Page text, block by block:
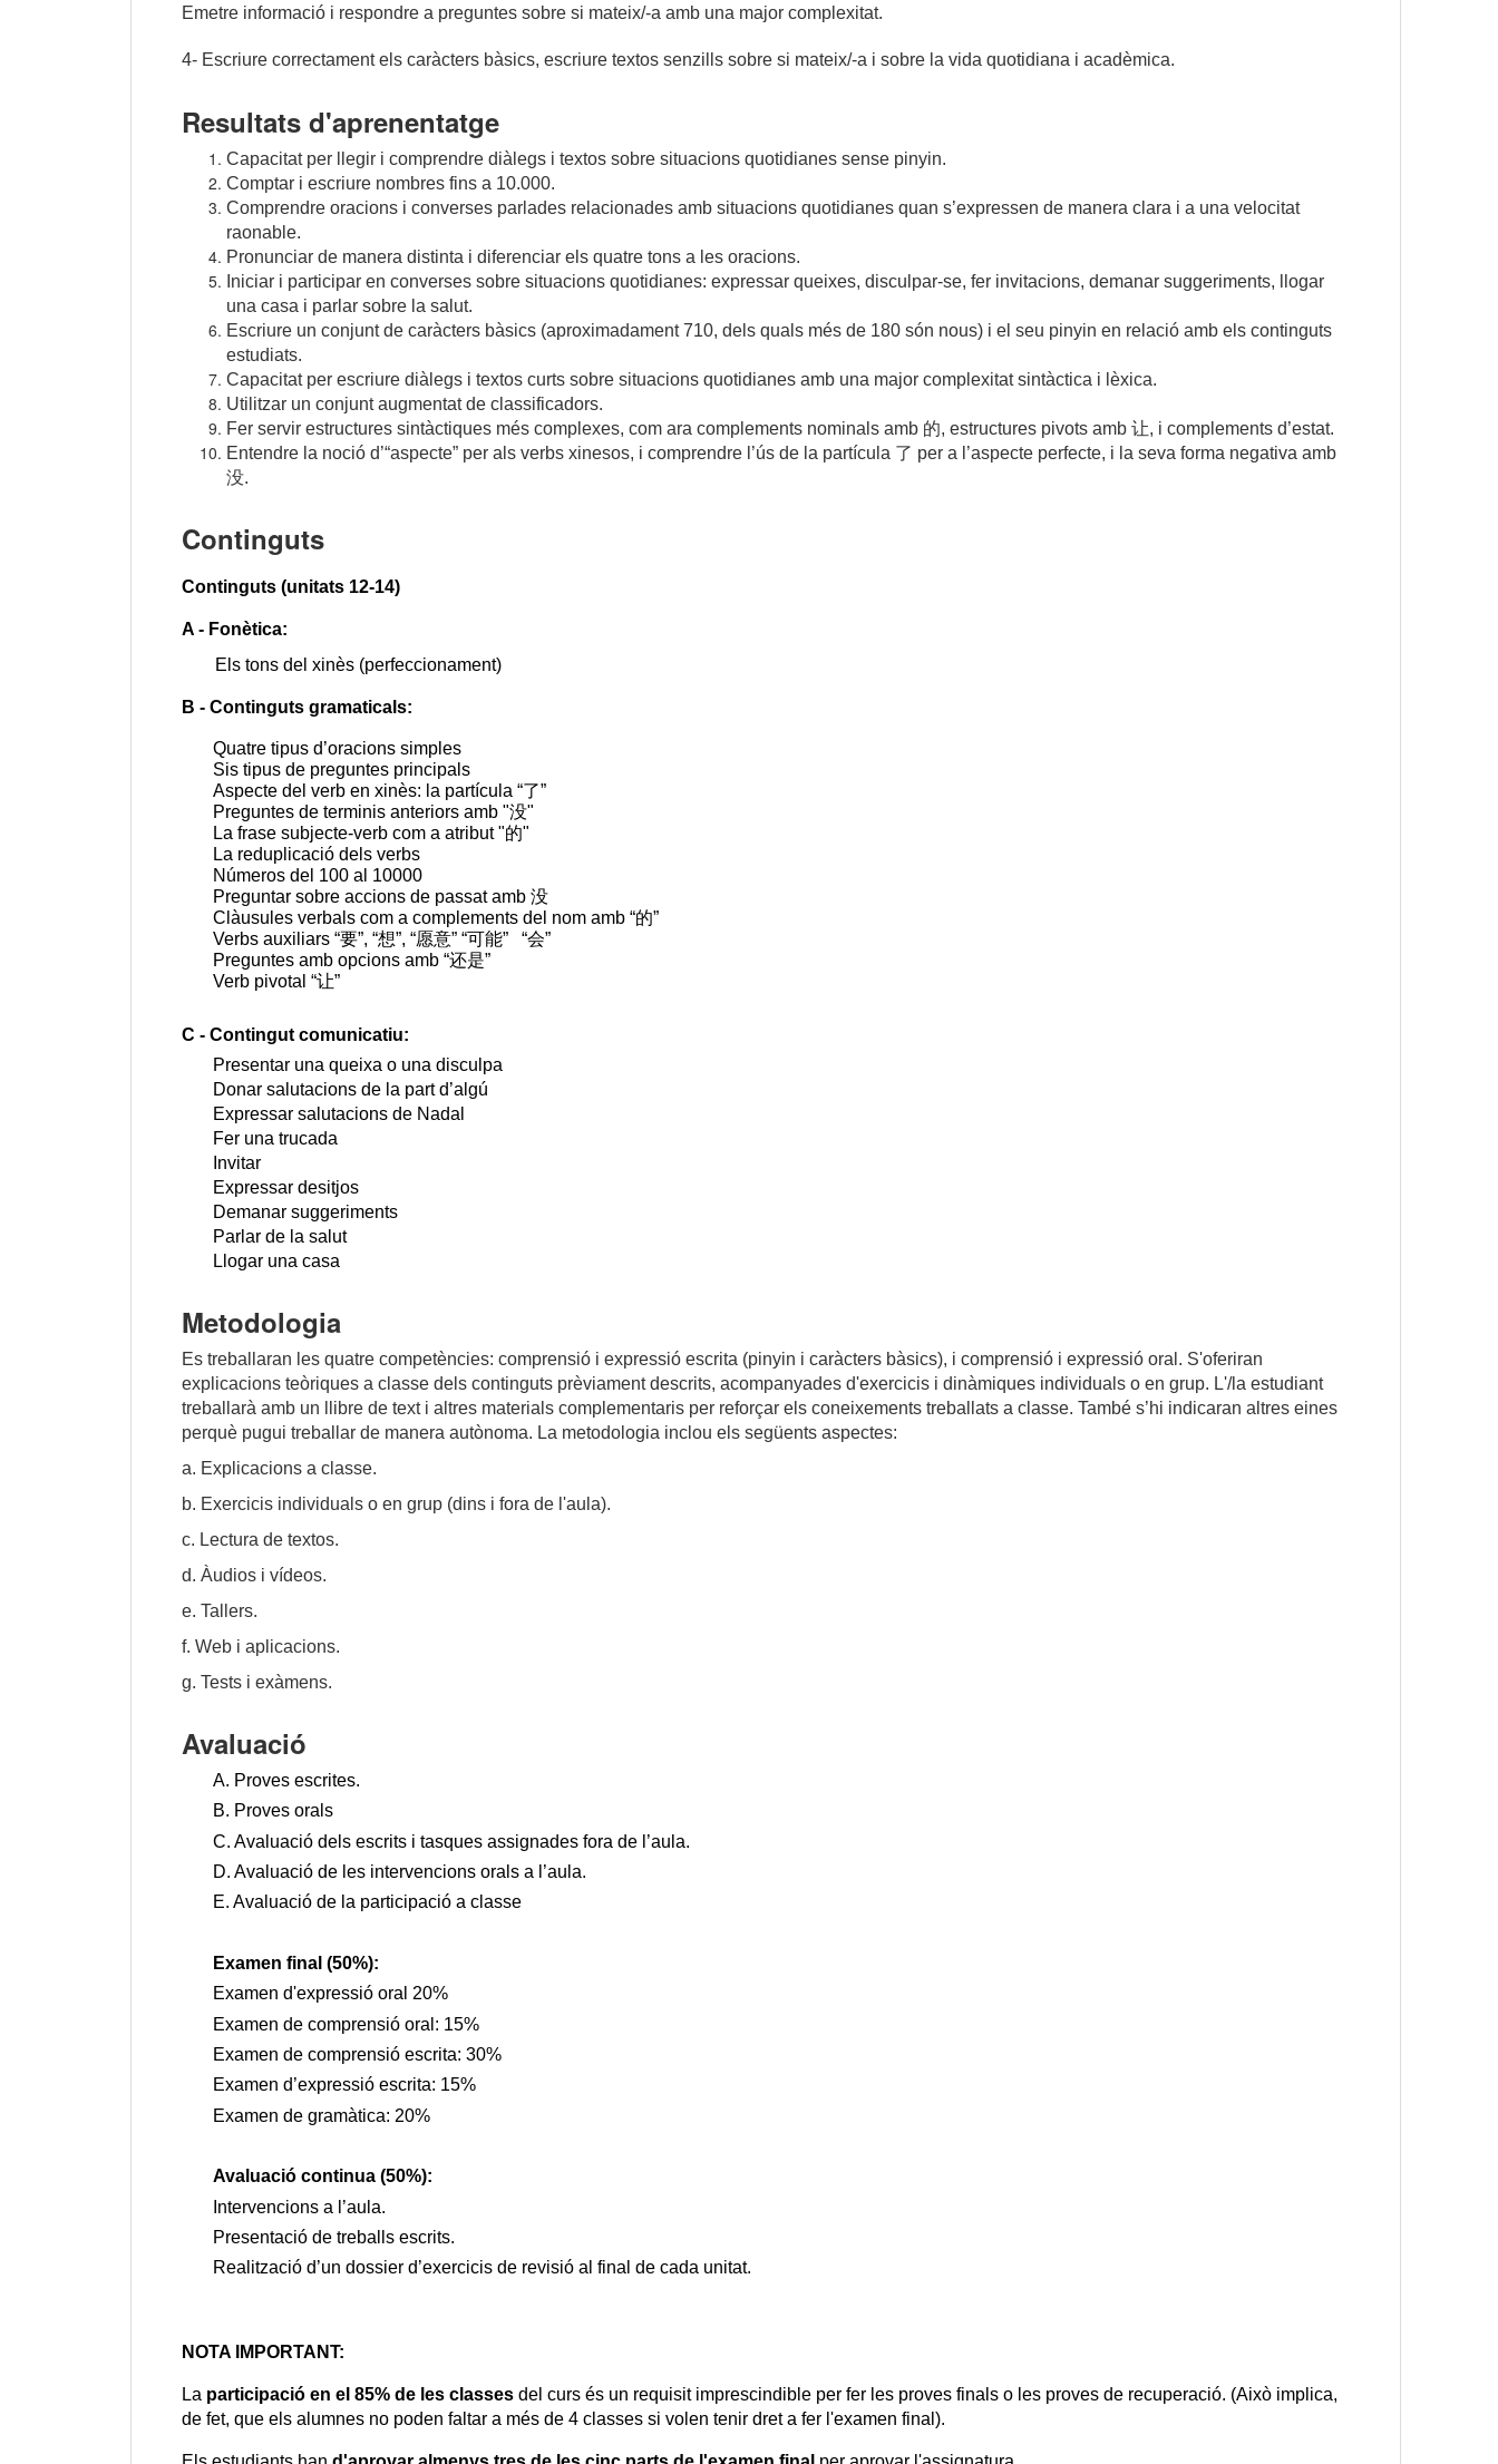
Emetre informació i respondre a preguntes sobre si mateix/-a amb una major complexitat.
4- Escriure correctament els caràcters bàsics, escriure textos senzills sobre si mateix/-a i sobre la vida quotidiana i acadèmica.
Resultats d'aprenentatge
Capacitat per llegir i comprendre diàlegs i textos sobre situacions quotidianes sense pinyin.
Comptar i escriure nombres fins a 10.000.
Comprendre oracions i converses parlades relacionades amb situacions quotidianes quan s’expressen de manera clara i a una velocitat
raonable.
Pronunciar de manera distinta i diferenciar els quatre tons a les oracions.
Iniciar i participar en converses sobre situacions quotidianes: expressar queixes, disculpar-se, fer invitacions, demanar suggeriments, llogar
una casa i parlar sobre la salut.
Escriure un conjunt de caràcters bàsics (aproximadament 710, dels quals més de 180 són nous) i el seu pinyin en relació amb els continguts
estudiats.
Capacitat per escriure diàlegs i textos curts sobre situacions quotidianes amb una major complexitat sintàctica i lèxica.
Utilitzar un conjunt augmentat de classificadors.
Fer servir estructures sintàctiques més complexes, com ara complements nominals amb 的, estructures pivots amb 让, i complements d’estat.
Entendre la noció d’“aspecte” per als verbs xinesos, i comprendre l’ús de la partícula 了 per a l’aspecte perfecte, i la seva forma negativa amb
没.
Continguts
Continguts (unitats 12-14)
A - Fonètica:
Els tons del xinès (perfeccionament)
B - Continguts gramaticals:
Quatre tipus d’oracions simples
Sis tipus de preguntes principals
Aspecte del verb en xinès: la partícula “了”
Preguntes de terminis anteriors amb "没"
La frase subjecte-verb com a atribut "的"
La reduplicació dels verbs
Números del 100 al 10000
Preguntar sobre accions de passat amb 没
Clàusules verbals com a complements del nom amb “的”
Verbs auxiliars “要”, “想”, “愿意” “可能” “会”
Preguntes amb opcions amb “还是”
Verb pivotal “让”
C - Contingut comunicatiu:
Presentar una queixa o una disculpa
Donar salutacions de la part d’algú
Expressar salutacions de Nadal
Fer una trucada
Invitar
Expressar desitjos
Demanar suggeriments
Parlar de la salut
Llogar una casa
Metodologia
Es treballaran les quatre competències: comprensió i expressió escrita (pinyin i caràcters bàsics), i comprensió i expressió oral. S'oferiran
explicacions teòriques a classe dels continguts prèviament descrits, acompanyades d'exercicis i dinàmiques individuals o en grup. L'/la estudiant
treballarà amb un llibre de text i altres materials complementaris per reforçar els coneixements treballats a classe. També s’hi indicaran altres eines
perquè pugui treballar de manera autònoma. La metodologia inclou els següents aspectes:
a. Explicacions a classe.
b. Exercicis individuals o en grup (dins i fora de l'aula).
c. Lectura de textos.
d. Àudios i vídeos.
e. Tallers.
f. Web i aplicacions.
g. Tests i exàmens.
Avaluació
A. Proves escrites.
B. Proves orals
C. Avaluació dels escrits i tasques assignades fora de l’aula.
D. Avaluació de les intervencions orals a l’aula.
E. Avaluació de la participació a classe
Examen final (50%):
Examen d'expressió oral 20%
Examen de comprensió oral: 15%
Examen de comprensió escrita: 30%
Examen d’expressió escrita: 15%
Examen de gramàtica: 20%
Avaluació continua (50%):
Intervencions a l’aula.
Presentació de treballs escrits.
Realització d’un dossier d’exercicis de revisió al final de cada unitat.
NOTA IMPORTANT:
La participació en el 85% de les classes del curs és un requisit imprescindible per fer les proves finals o les proves de recuperació. (Això implica,
de fet, que els alumnes no poden faltar a més de 4 classes si volen tenir dret a fer l'examen final).